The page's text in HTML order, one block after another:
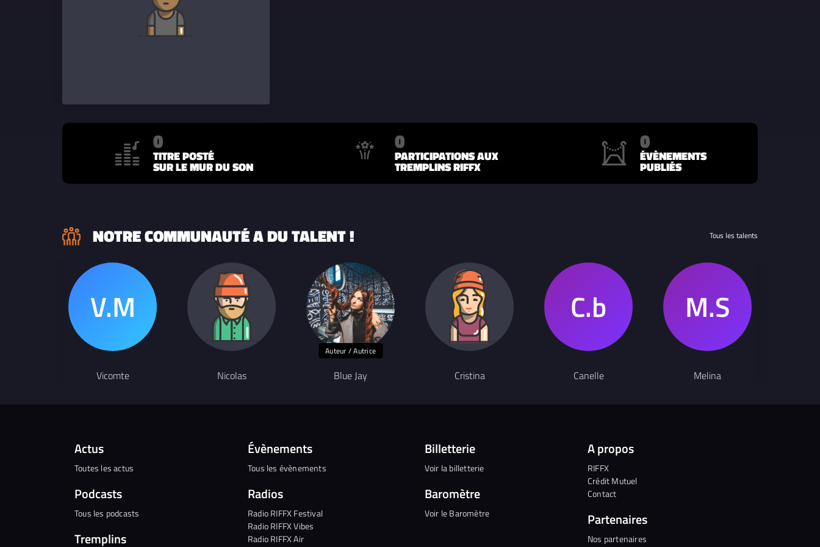
0
TITRE POSTÉ
SUR LE MUR DU SON
0
PARTICIPATIONS AUX
TREMPLINS RIFFX
0
ÉVÈNEMENTS
PUBLIÉS
NOTRE COMMUNAUTÉ A DU TALENT ! Tous les talents
Vicomte Nicolas
Auteur / Autrice
Blue Jay Cristina Canelle Melina
Actus
Toutes les actus
Podcasts
Tous les podcasts
Tremplins
Évènements
Tous les évènements
Radios
Radio RIFFX Festival
Radio RIFFX Vibes
Radio RIFFX Air
Billetterie
Voir la billetterie
Baromètre
Voir le Baromètre
A propos
RIFFX
Crédit Mutuel
Contact
Partenaires
Nos partenaires